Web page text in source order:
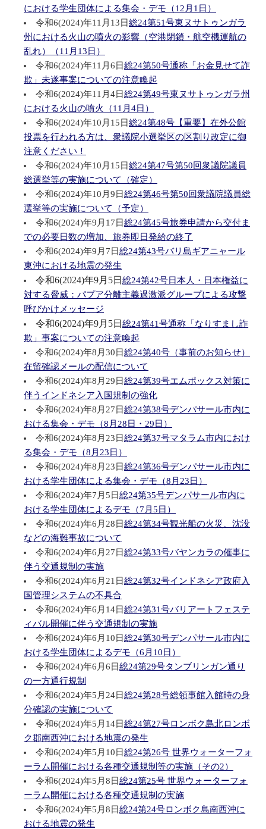
における学生団体による集会・デモ（12月1日）
令和6(2024)年11月13日総24第51号東ヌサトゥンガラ
州における火山の噴火の影響（空港閉鎖・航空機運航の
乱れ）（11月13日）
令和6(2024)年11月6日総24第50号通称「お金見せて詐
欺」未遂事案についての注意喚起
令和6(2024)年11月4日総24第49号東ヌサトゥンガラ州
における火山の噴火（11月4日）
令和6(2024)年10月15日総24第48号【重要】在外公館
投票を行われる方は、衆議院小選挙区の区割り改定に御
注意ください！
令和6(2024)年10月15日総24第47号第50回衆議院議員
総選挙等の実施について（確定）
令和6(2024)年10月9日総24第46号第50回衆議院議員総
選挙等の実施について（予定）
令和6(2024)年9月17日総24第45号旅券申請から交付ま
での必要日数の増加、旅券即日発給の終了
令和6(2024)年9月7日総24第43号バリ島ギアニャール
東沖における地震の発生
令和6(2024)年9月5日総24第42号日本人・日本権益に
対する脅威：パプア分離主義過激派グループによる攻撃
呼びかけメッセージ
令和6(2024)年9月5日総24第41号通称「なりすまし詐
欺」事案についての注意喚起
令和6(2024)年8月30日総24第40号（事前のお知らせ）
在留確認メールの配信について
令和6(2024)年8月29日総24第39号エムポックス対策に
伴うインドネシア入国規制の強化
令和6(2024)年8月27日総24第38号デンパサール市内に
おける集会・デモ（8月28日・29日）
令和6(2024)年8月23日総24第37号マタラム市内におけ
る集会・デモ（8月23日）
令和6(2024)年8月23日総24第36号デンパサール市内に
おける学生団体による集会・デモ（8月23日）
令和6(2024)年7月5日総24第35号デンパサール市内に
おける学生団体によるデモ（7月5日）
令和6(2024)年6月28日総24第34号観光船の火災、沈没
などの海難事故について
令和6(2024)年6月27日総24第33号バヤンカラの催事に
伴う交通規制の実施
令和6(2024)年6月21日総24第32号インドネシア政府入
国管理システムの不具合
令和6(2024)年6月14日総24第31号バリアートフェステ
ィバル開催に伴う交通規制の実施
令和6(2024)年6月10日総24第30号デンパサール市内に
おける学生団体によるデモ（6月10日）
令和6(2024)年6月6日総24第29号タンブリンガン通り
の一方通行規制
令和6(2024)年5月24日総24第28号総領事館入館時の身
分確認の実施について
令和6(2024)年5月14日総24第27号ロンボク島北ロンボ
ク郡南西沖における地震の発生
令和6(2024)年5月10日総24第26号 世界ウォーターフォ
ーラム開催における各種交通規制等の実施（その2）
令和6(2024)年5月8日総24第25号 世界ウォーターフォ
ーラム開催における各種交通規制の実施
令和6(2024)年5月8日総24第24号ロンボク島南西沖に
おける地震の発生